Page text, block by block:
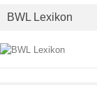
BWL Lexikon